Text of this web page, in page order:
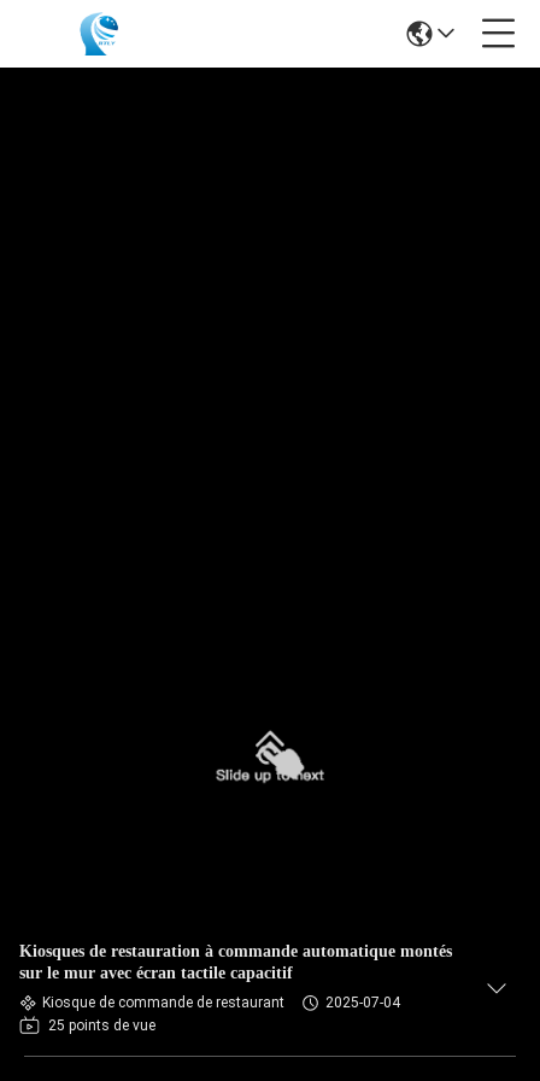
Kiosques de restauration à commande automatique montés
sur le mur avec écran tactile capacitif
Kiosque de commande de restaurant
2025-07-04
25 points de vue